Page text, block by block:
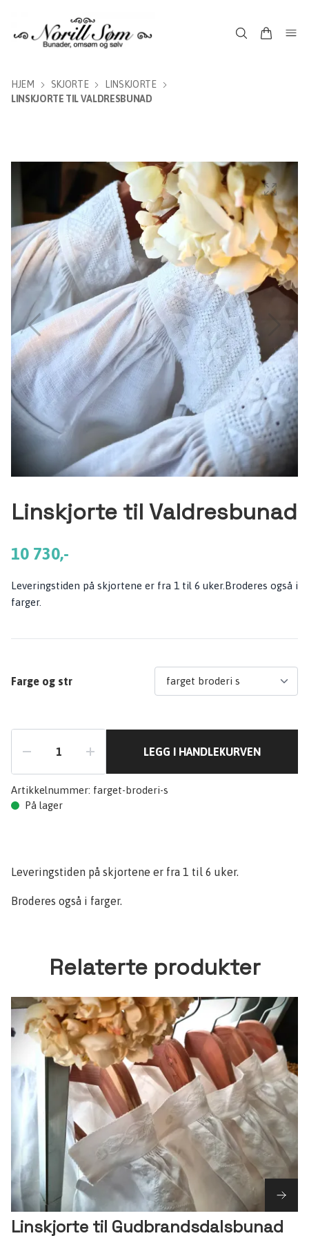
HJEM SKJORTE
LINSKJORTE
LINSKJORTE TIL VALDRESBUNAD
Linskjorte til Valdresbunad
10 730,-
Leveringstiden på skjortene er fra 1 til 6 uker.Broderes også i
farger.
Farge og str
LEGG I HANDLEKURVEN
Artikkelnummer: farget-broderi-s
På lager
Leveringstiden på skjortene er fra 1 til 6 uker.
Broderes også i farger.
Relaterte produkter
Linskjorte til Gudbrandsdalsbunad